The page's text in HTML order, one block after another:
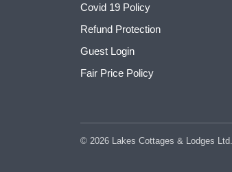
Covid 19 Policy
Refund Protection
Guest Login
Fair Price Policy
© 2026 Lakes Cottages & Lodges